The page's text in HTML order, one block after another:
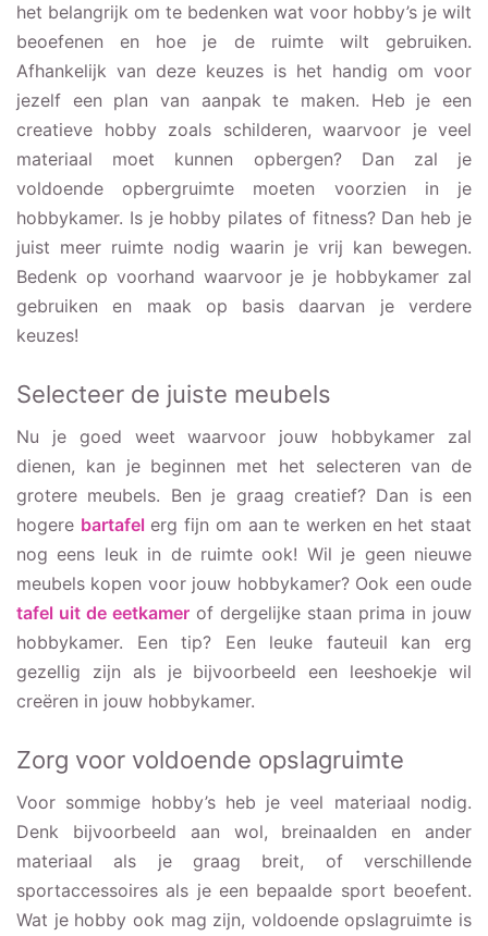
het belangrijk om te bedenken wat voor hobby’s je wilt
beoefenen en hoe je de ruimte wilt gebruiken.
Afhankelijk van deze keuzes is het handig om voor
jezelf een plan van aanpak te maken. Heb je een
creatieve hobby zoals schilderen, waarvoor je veel
materiaal moet kunnen opbergen? Dan zal je
voldoende opbergruimte moeten voorzien in je
hobbykamer. Is je hobby pilates of fitness? Dan heb je
juist meer ruimte nodig waarin je vrij kan bewegen.
Bedenk op voorhand waarvoor je je hobbykamer zal
gebruiken en maak op basis daarvan je verdere
keuzes!
Selecteer de juiste meubels
Nu je goed weet waarvoor jouw hobbykamer zal
dienen, kan je beginnen met het selecteren van de
grotere meubels. Ben je graag creatief? Dan is een
hogere bartafel erg fijn om aan te werken en het staat
nog eens leuk in de ruimte ook! Wil je geen nieuwe
meubels kopen voor jouw hobbykamer? Ook een oude
tafel uit de eetkamer of dergelijke staan prima in jouw
hobbykamer. Een tip? Een leuke fauteuil kan erg
gezellig zijn als je bijvoorbeeld een leeshoekje wil
creëren in jouw hobbykamer.
Zorg voor voldoende opslagruimte
Voor sommige hobby’s heb je veel materiaal nodig.
Denk bijvoorbeeld aan wol, breinaalden en ander
materiaal als je graag breit, of verschillende
sportaccessoires als je een bepaalde sport beoefent.
Wat je hobby ook mag zijn, voldoende opslagruimte is